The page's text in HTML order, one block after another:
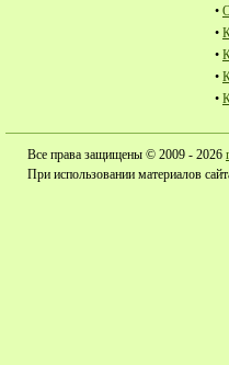
•
•
•
•
•
Все права защищены © 2009 - 2026
При использовании материалов